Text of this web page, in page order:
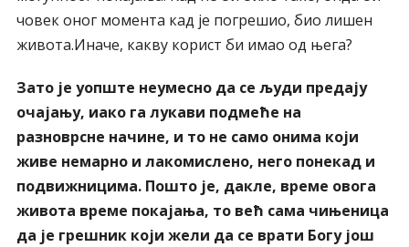
човек оног момента кад је погрешио, био лишен
живота.Иначе, какву корист би имао од њега?
Зато је уопште неумесно да се људи предају
очајању, иако га лукави подмеће на
разноврсне начине, и то не само онима који
живе немарно и лакомислено, него понекад и
подвижницима. Пошто је, дакле, време овога
живота време покајања, то већ сама чињеница
да је грешник који жели да се врати Богу још